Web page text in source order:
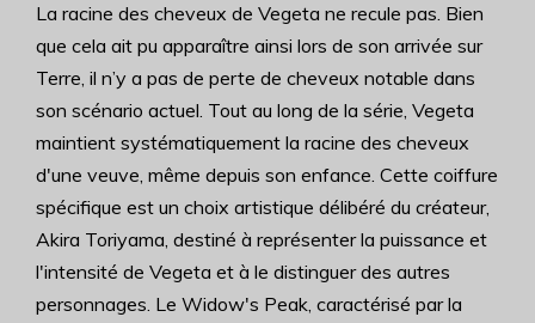
La racine des cheveux de Vegeta ne recule pas. Bien
que cela ait pu apparaître ainsi lors de son arrivée sur
Terre, il n’y a pas de perte de cheveux notable dans
son scénario actuel. Tout au long de la série, Vegeta
maintient systématiquement la racine des cheveux
d'une veuve, même depuis son enfance. Cette coiffure
spécifique est un choix artistique délibéré du créateur,
Akira Toriyama, destiné à représenter la puissance et
l'intensité de Vegeta et à le distinguer des autres
personnages. Le Widow's Peak, caractérisé par la